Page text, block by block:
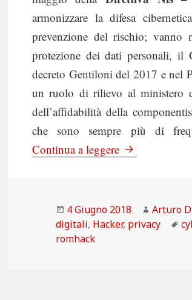
armonizzare la difesa
prevenzione del rischio; vanno
protezione dei dati personali, il
decreto Gentiloni del 2017 e nel
un ruolo di rilievo al ministero
dell’affidabilità della
che sono sempre più di
Continua a leggere StartupItalia:
Scritto
il
4 Giugno 2018 Autore
Arturo
digitali, Hacker, privacy
romhack